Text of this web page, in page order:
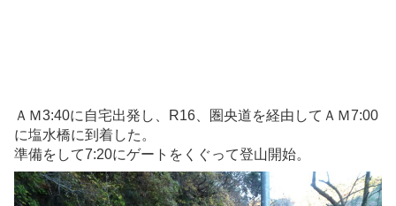
ＡＭ3:40に自宅出発し、R16、圏央道を経由してＡＭ7:00
に塩水橋に到着した。
準備をして7:20にゲートをくぐって登山開始。